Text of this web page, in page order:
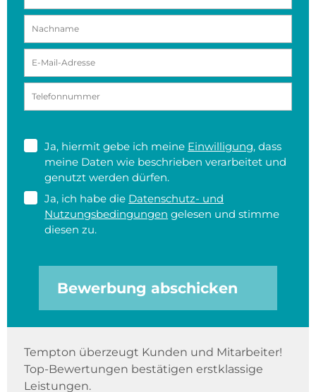
Ja, hiermit gebe ich meine Einwilligung, dass
meine Daten wie beschrieben verarbeitet und
genutzt werden dürfen.
Ja, ich habe die Datenschutz- und
Nutzungsbedingungen gelesen und stimme
diesen zu.
Bewerbung abschicken
Tempton überzeugt Kunden und Mitarbeiter!
Top-Bewertungen bestätigen erstklassige
Leistungen.